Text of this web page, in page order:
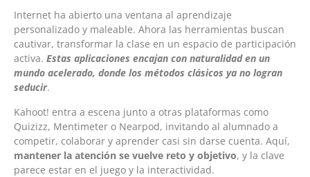
Internet ha abierto una ventana al aprendizaje
personalizado y maleable. Ahora las herramientas buscan
cautivar, transformar la clase en un espacio de participación
activa. Estas aplicaciones encajan con naturalidad en un
mundo acelerado, donde los métodos clásicos ya no logran
seducir.
Kahoot! entra a escena junto a otras plataformas como
Quizizz, Mentimeter o Nearpod, invitando al alumnado a
competir, colaborar y aprender casi sin darse cuenta. Aquí,
mantener la atención se vuelve reto y objetivo, y la clave
parece estar en el juego y la interactividad.